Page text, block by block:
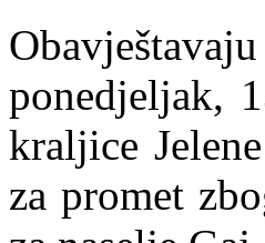
ponedjeljak,
kraljice
za promet